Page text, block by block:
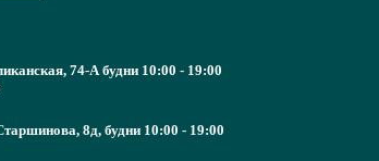
74-А будни 10:00 - 19:00
8д, будни 10:00 - 19:00